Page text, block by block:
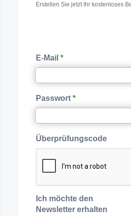
Erstellen Sie jetzt Ihr kostenloses
E-Mail
Passwort
Überprüfungscode
Ich möchte den
Newsletter erhalten